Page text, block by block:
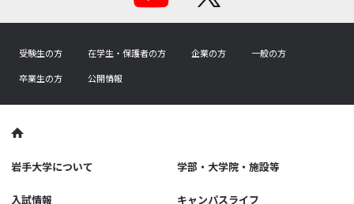
受験生の方 在学生・保護者の方 企業の方
一般の方
卒業生の方
公開情報
岩手大学について 学部・大学院・施設等
入試情報 キャンパスライフ